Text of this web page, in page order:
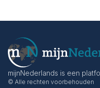
mijnNederlands is een
© Alle rechten voorbehouden